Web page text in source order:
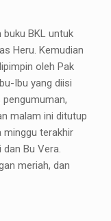
BKL untuk
Heru. Kemudian
oleh Pak
Ibu yang diisi
malam ini ditutup
minggu terakhir
Bu Vera.
meriah, dan